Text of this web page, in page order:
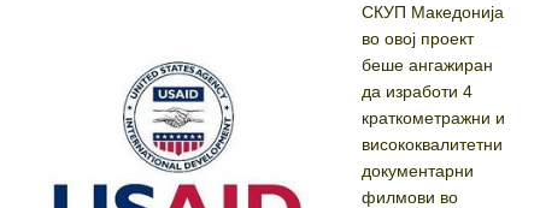
СКУП Македонија
во овој проект
беше ангажиран
да изработи 4
краткометражни и
висококвалитетни
документарни
филмови во